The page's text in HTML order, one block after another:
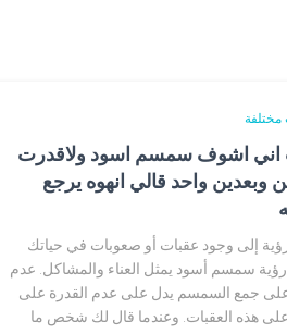
اشوف سمسم اسود ولاقدرت
وبعدين واحد قالي انهوه يرجع
إلى وجود عقبات أو صعوبات في حياتك
رؤية سمسم أسود يمثل العناء والمشاكل. عدم
جمع السمسم يدل على عدم القدرة على
على هذه العقبات. وعندما قال لك شخص ما